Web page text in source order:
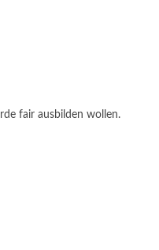
fair ausbilden wollen.